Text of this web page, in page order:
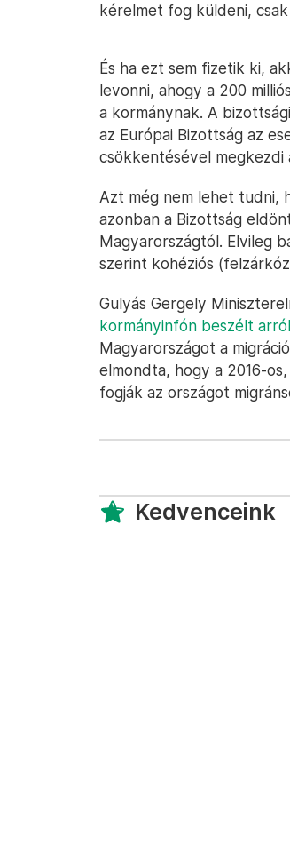
kérelmet fog küldeni,
És ha ezt sem fizetik ki,
levonni, ahogy a 200
a kormánynak. A
az Európai Bizottság az
csökkentésével megkezdi
Azt még nem lehet tudni,
azonban a Bizottság
Magyarországtól. Elvileg
szerint kohéziós
Gulyás Gergely
kormányinfón beszélt arról
Magyarországot a
elmondta, hogy a 2016-
fogják az országot
Kedvenceink